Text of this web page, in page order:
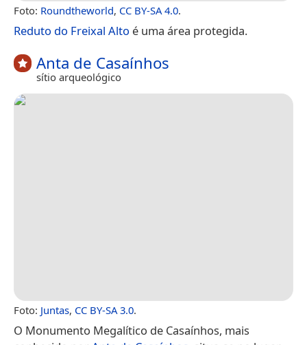
Foto: Roundtheworld, CC BY-SA 4.0.
Reduto do Freixal Alto é uma área protegida.
Anta de Casaínhos
sítio arqueológico
Foto: Juntas, CC BY-SA 3.0.
O Monumento Megalítico de Casaínhos, mais